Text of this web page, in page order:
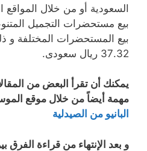
السعودية أو من خلال المواقع
بيع مستحضرات التجميل
بيع المستحضرات المختلفة و
37.32 ريال سعودى.
يمكنك أن تقرأ البعض من
مهمة أيضاً من خلال موقع
البانيو من الصيدلية
و بعد الإنتهاء من قراءة الفرق